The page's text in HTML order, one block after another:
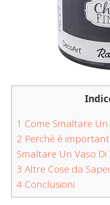
1 Come Smaltare
2 Perchè è
Smaltare Un Vaso
3 Altre Cose da
4 Conclusioni